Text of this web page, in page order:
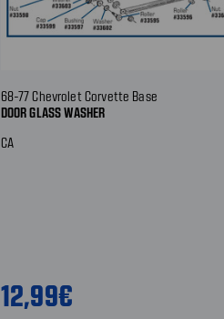
68-77 Chevrolet Corvette Base
DOOR GLASS WASHER
CA
12,99€